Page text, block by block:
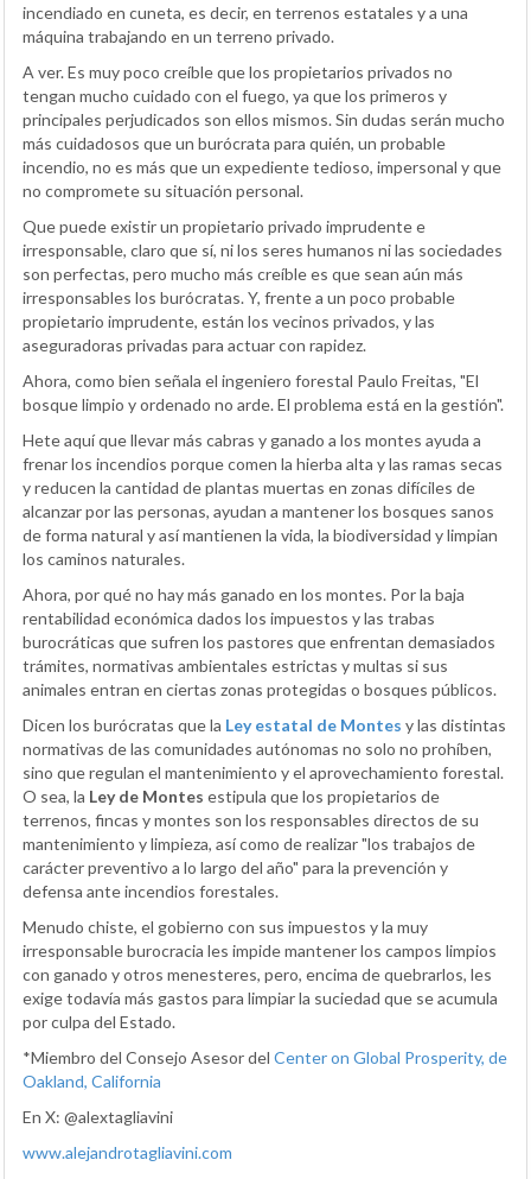
incendiado en cuneta, es decir, en terrenos estatales y a una
máquina trabajando en un terreno privado.
A ver. Es muy poco creíble que los propietarios privados no
tengan mucho cuidado con el fuego, ya que los primeros y
principales perjudicados son ellos mismos. Sin dudas serán mucho
más cuidadosos que un burócrata para quién, un probable
incendio, no es más que un expediente tedioso, impersonal y que
no compromete su situación personal.
Que puede existir un propietario privado imprudente e
irresponsable, claro que sí, ni los seres humanos ni las sociedades
son perfectas, pero mucho más creíble es que sean aún más
irresponsables los burócratas. Y, frente a un poco probable
propietario imprudente, están los vecinos privados, y las
aseguradoras privadas para actuar con rapidez.
Ahora, como bien señala el ingeniero forestal Paulo Freitas, "El
bosque limpio y ordenado no arde. El problema está en la gestión".
Hete aquí que llevar más cabras y ganado a los montes ayuda a
frenar los incendios porque comen la hierba alta y las ramas secas
y reducen la cantidad de plantas muertas en zonas difíciles de
alcanzar por las personas, ayudan a mantener los bosques sanos
de forma natural y así mantienen la vida, la biodiversidad y limpian
los caminos naturales.
Ahora, por qué no hay más ganado en los montes. Por la baja
rentabilidad económica dados los impuestos y las trabas
burocráticas que sufren los pastores que enfrentan demasiados
trámites, normativas ambientales estrictas y multas si sus
animales entran en ciertas zonas protegidas o bosques públicos.
Dicen los burócratas que la Ley estatal de Montes y las distintas
normativas de las comunidades autónomas no solo no prohíben,
sino que regulan el mantenimiento y el aprovechamiento forestal.
O sea, la Ley de Montes estipula que los propietarios de
terrenos, fincas y montes son los responsables directos de su
mantenimiento y limpieza, así como de realizar "los trabajos de
carácter preventivo a lo largo del año" para la prevención y
defensa ante incendios forestales.
Menudo chiste, el gobierno con sus impuestos y la muy
irresponsable burocracia les impide mantener los campos limpios
con ganado y otros menesteres, pero, encima de quebrarlos, les
exige todavía más gastos para limpiar la suciedad que se acumula
por culpa del Estado.
*Miembro del Consejo Asesor del Center on Global Prosperity, de
Oakland, California
En X: @alextagliavini
www.alejandrotagliavini.com